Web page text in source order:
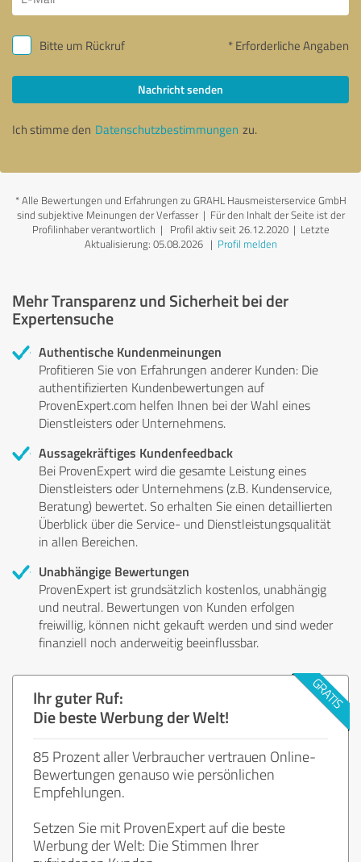
Bitte um Rückruf * Erforderliche Angaben
Nachricht senden
Ich stimme den Datenschutzbestimmungen zu.
*Alle Bewertungen und Erfahrungen zu GRAHL Hausmeisterservice GmbH
sind subjektive Meinungen der Verfasser | Für den Inhalt der Seite ist der
Profilinhaber verantwortlich | Profil aktiv seit 26.12.2020 | Letzte
Aktualisierung: 05.08.2026| Profil melden
Mehr Transparenz und Sicherheit bei der
Expertensuche
Authentische Kundenmeinungen
Profitieren Sie von Erfahrungen anderer Kunden: Die
authentifizierten Kundenbewertungen auf
ProvenExpert.com helfen Ihnen bei der Wahl eines
Dienstleisters oder Unternehmens.
Aussagekräftiges Kundenfeedback
Bei ProvenExpert wird die gesamte Leistung eines
Dienstleisters oder Unternehmens (z.B. Kundenservice,
Beratung) bewertet. So erhalten Sie einen detaillierten
Überblick über die Service- und Dienstleistungsqualität
in allen Bereichen.
Unabhängige Bewertungen
ProvenExpert ist grundsätzlich kostenlos, unabhängig
und neutral. Bewertungen von Kunden erfolgen
freiwillig, können nicht gekauft werden und sind weder
finanziell noch anderweitig beeinflussbar.
Ihr guter Ruf:
Die beste Werbung der Welt!
85 Prozent aller Verbraucher vertrauen Online-
Bewertungen genauso wie persönlichen
Empfehlungen.
Setzen Sie mit ProvenExpert auf die beste
Werbung der Welt: Die Stimmen Ihrer